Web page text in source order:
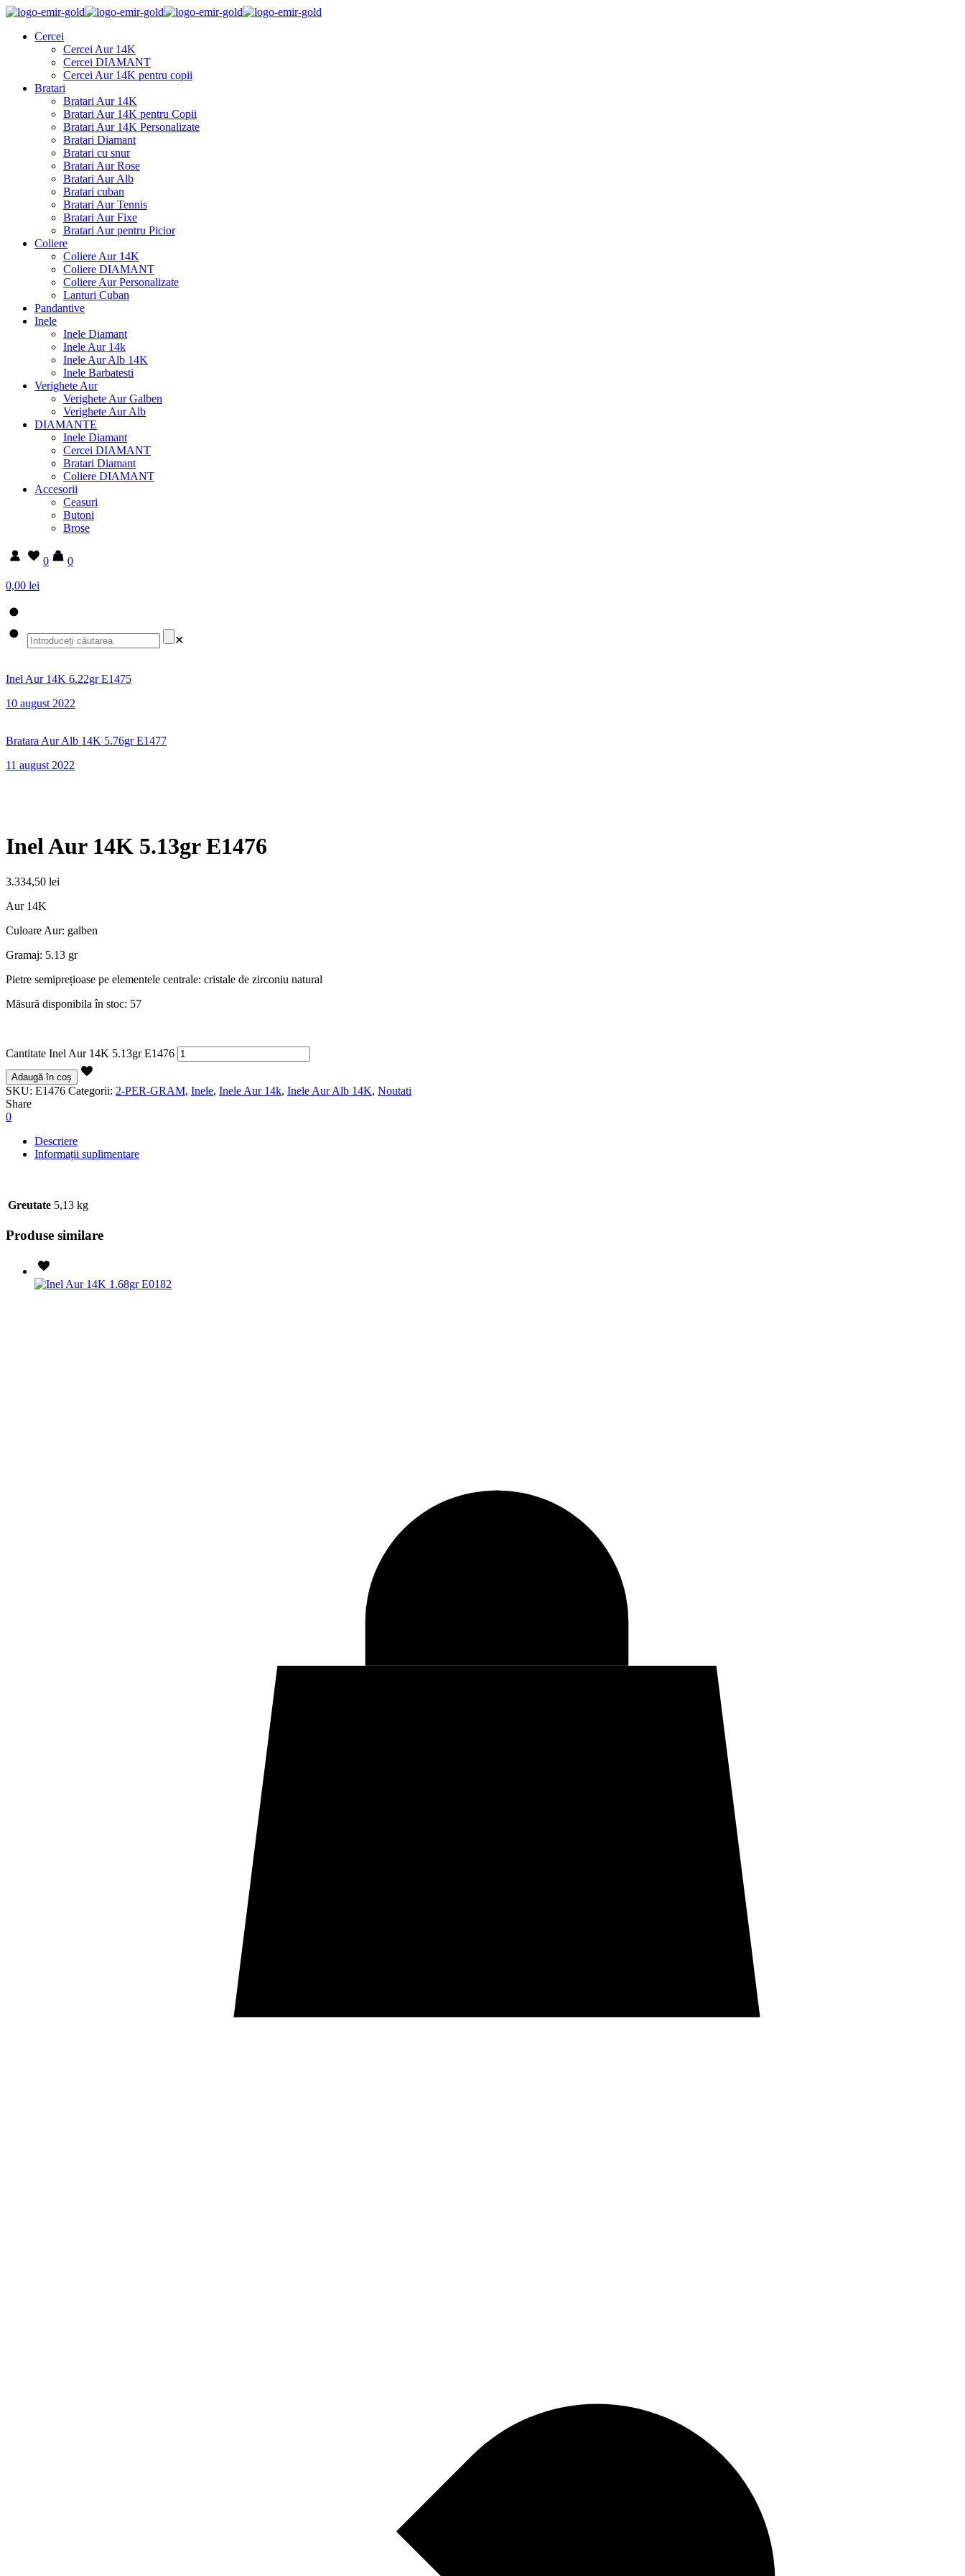
Cercei
Cercei Aur 14K
Cercei DIAMANT
Cercei Aur 14K pentru copii
Bratari
Bratari Aur 14K
Bratari Aur 14K pentru Copii
Bratari Aur 14K Personalizate
Bratari Diamant
Bratari cu snur
Bratari Aur Rose
Bratari Aur Alb
Bratari cuban
Bratari Aur Tennis
Bratari Aur Fixe
Bratari Aur pentru Picior
Coliere
Coliere Aur 14K
Coliere DIAMANT
Coliere Aur Personalizate
Lanturi Cuban
Pandantive
Inele
Inele Diamant
Inele Aur 14k
Inele Aur Alb 14K
Inele Barbatesti
Verighete Aur
Verighete Aur Galben
Verighete Aur Alb
DIAMANTE
Inele Diamant
Cercei DIAMANT
Bratari Diamant
Coliere DIAMANT
Accesorii
Ceasuri
Butoni
Brose
0
0
0,00 lei
✕
Inel Aur 14K 6.22gr E1475
10 august 2022
Bratara Aur Alb 14K 5.76gr E1477
11 august 2022
Inel Aur 14K 5.13gr E1476
3.334,50 lei
Aur 14K
Culoare Aur: galben
Gramaj: 5.13 gr
Pietre semiprețioase pe elementele centrale: cristale de zirconiu natural
Măsură disponibila în stoc: 57
Cantitate Inel Aur 14K 5.13gr E1476
Adaugă în coș
SKU: E1476 Categorii: 2-PER-GRAM, Inele, Inele Aur 14k, Inele Aur Alb 14K, Noutati
Share
0
Descriere
Informații suplimentare
Greutate 5,13 kg
Produse similare